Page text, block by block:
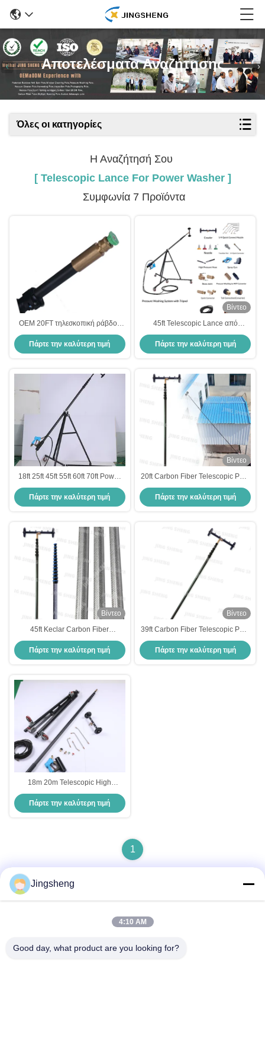
Αποτελέσματα Αναζήτησης
Όλες οι κατηγορίες
Η Αναζήτησή Σου
[ Telescopic Lance For Power Washer ]
Συμφωνία 7 Προϊόντα
OEM 20FT τηλεσκοπική ράβδος
υψηλής πίεσης 6m τηλεσκοπική
ράβδος για πλυντήριο ισχύος
Πάρτε την καλύτερη τιμή
Βίντεο
45ft Telescopic Lance από
ανθρακονήματα για πλυντήρια
πίεσης
Πάρτε την καλύτερη τιμή
18ft 25ft 45ft 55ft 60ft 70ft Power
Washer τηλεσκοπική ράβδος
τηλεσκοπική πίεση ράβδος
Πάρτε την καλύτερη τιμή
Βίντεο
20ft Carbon Fiber Telescopic Pole
για πλυντήριο υψηλής πίεσης
τηλεσκοπικά όπλα ODM
υποστήριξη
Πάρτε την καλύτερη τιμή
Βίντεο
45ft Keclar Carbon Fiber
Telescopic Pole για πλυντήριο
υψηλής πίεσης τηλεσκοπικά όπλα
Υποστήριξη ODM
Πάρτε την καλύτερη τιμή
Βίντεο
39ft Carbon Fiber Telescopic Pole
για πλυντήριο υψηλής πίεσης
τηλεσκοπικά όπλα ODM
υποστήριξη
Πάρτε την καλύτερη τιμή
18m 20m Telescopic High
Pressure Lance από
ανθρακονήματα 60ft 72ft
Extendable Power Washer Lance
Πάρτε την καλύτερη τιμή
1
Γρήγορη επικοινωνία
Διεύθυνση
Jingsheng
4:10 AM
Good day, what product are you looking for?